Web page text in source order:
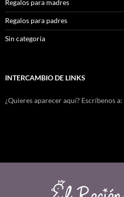
Regalos para madres
Regalos para padres
Sin categoría
INTERCAMBIO DE LINKS
¿Quieres aparecer aquí? Escríbenos a: